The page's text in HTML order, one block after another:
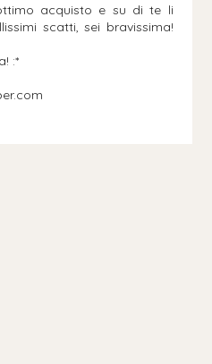
acquisto e su di te li
scatti, sei bravissima!
:*